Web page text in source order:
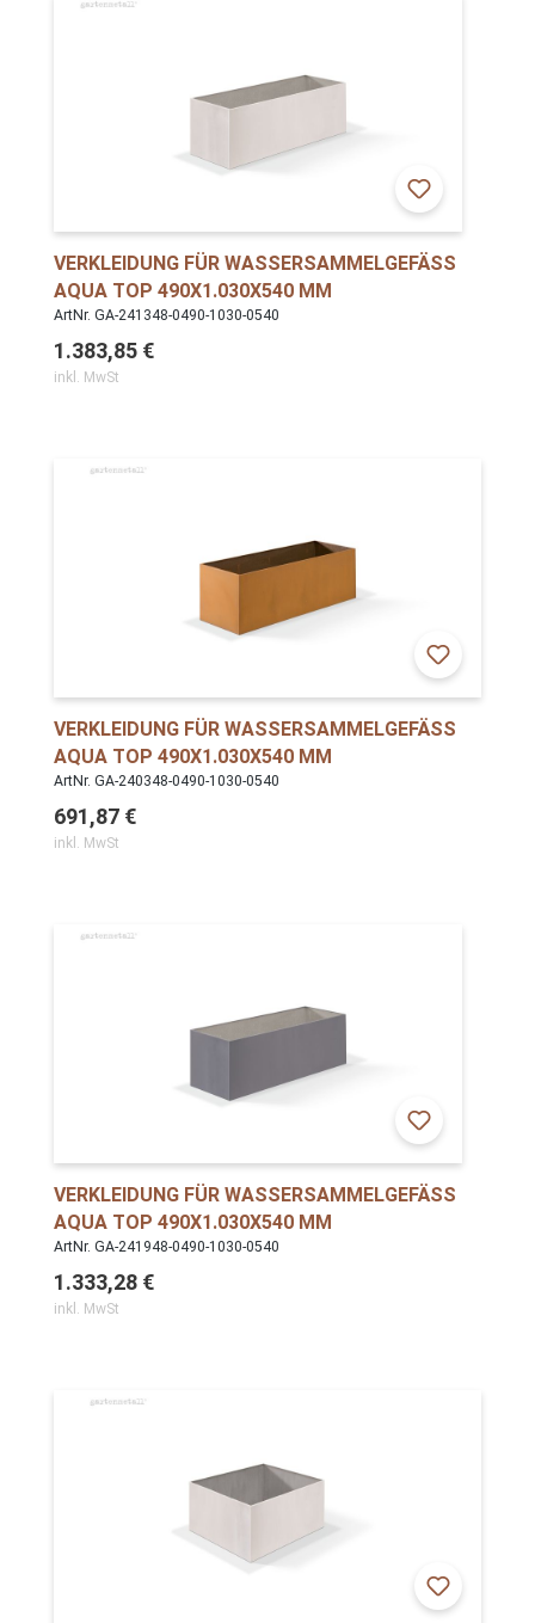
VERKLEIDUNG FÜR WASSERSAMMELGEFÄSS A
QUA TOP 490X1.030X540 MM
ArtNr. GA-241348-0490-1030-0540
1.383,85 €
inkl. MwSt
VERKLEIDUNG FÜR WASSERSAMMELGEFÄSS A
QUA TOP 490X1.030X540 MM
ArtNr. GA-240348-0490-1030-0540
691,87 €
inkl. MwSt
VERKLEIDUNG FÜR WASSERSAMMELGEFÄSS A
QUA TOP 490X1.030X540 MM
ArtNr. GA-241948-0490-1030-0540
1.333,28 €
inkl. MwSt